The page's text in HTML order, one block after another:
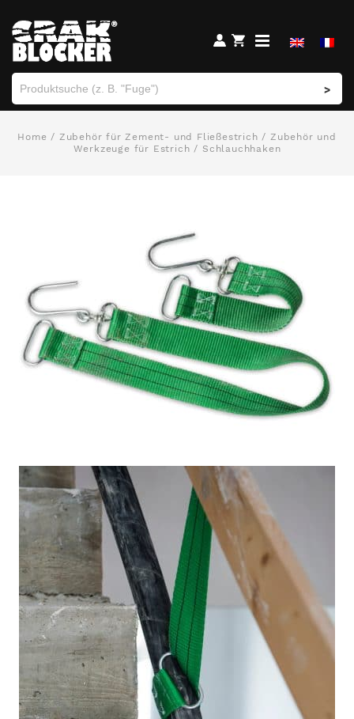
>
Home / Zubehör für Zement- und Fließestrich / Zubehör und
Werkzeuge für Estrich / Schlauchhaken